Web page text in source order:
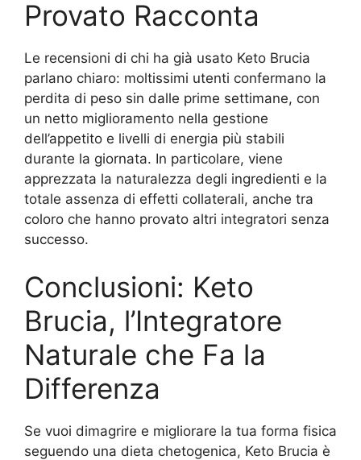
Provato Racconta
Le recensioni di chi ha già usato Keto Brucia
parlano chiaro: moltissimi utenti confermano la
perdita di peso sin dalle prime settimane, con
un netto miglioramento nella gestione
dell’appetito e livelli di energia più stabili
durante la giornata. In particolare, viene
apprezzata la naturalezza degli ingredienti e la
totale assenza di effetti collaterali, anche tra
coloro che hanno provato altri integratori senza
successo.
Conclusioni: Keto
Brucia, l’Integratore
Naturale che Fa la
Differenza
Se vuoi dimagrire e migliorare la tua forma fisica
seguendo una dieta chetogenica, Keto Brucia è